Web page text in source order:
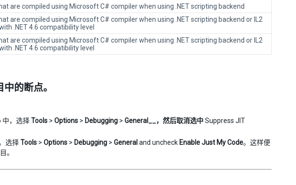
are compiled using Microsoft C# compiler when using .NET scripting backend
are compiled using Microsoft C# compiler when using .NET scripting backend or IL2
.NET 4.6 compatibility level
are compiled using Microsoft C# compiler when using .NET scripting backend or IL2
.NET 4.6 compatibility level
的断点。
中，选择Tools > Options > Debugging > General__，然后取消选中Suppress JIT
选择Tools > Options > Debugging > General and uncheck Enable Just My Code。这样便
。